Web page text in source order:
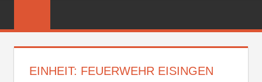
FEUERWEHR
EINHEIT: FEUERWEHR EISINGEN